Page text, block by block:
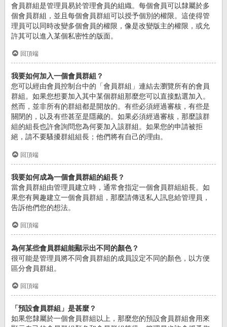
會員群組是管理員易於管理會員的組織。每個會員可以隸屬於多
個會員群組，並且每個會員群組可以授予個別的權限。這使得管
理員可以同時改變多個會員的權限，像是改變版主的權限，或允
許其可以進入某個私密性的版面。
回頂端
我要如何加入一個會員群組？
您可以經由會員控制台中的「會員群組」連結去瀏覽所有的會員
群組。如果您想要加入其中某個群組那麼您可以直接點選加入。
然而，並非所有的群組都是開放的。有些必須經過審核，有些是
關閉的，以及有些甚至是隱藏的。如果必須經過審核，那麼該群
組的組長也許會詢問您為何要加入該群組。如果您的申請被拒
絕，請不要騷擾群組組長；他們將有自己的理由。
回頂端
我要如何成為一個會員群組的組長？
當會員群組由管理員建立時，通常會指定一個會員群組組長。如
果您有興趣建立一個會員群組，那麼請傳送私人訊息給管理員，
告訴他們您的想法。
回頂端
為何某些會員群組能顯示出不同的顏色？
很可能是管理員將不同會員群組的成員設定不同的顏色，以方便
區分會員群組。
回頂端
「預設會員群組」是甚麼？
如果您隸屬於一個會員群組以上，那麼您的預設會員群組會用來